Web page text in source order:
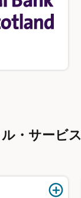
・サービス